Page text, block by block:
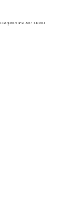
металла